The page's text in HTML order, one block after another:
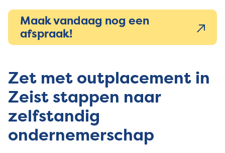
Maak vandaag nog een
afspraak!
Zet met outplacement in
Zeist stappen naar
zelfstandig
ondernemerschap